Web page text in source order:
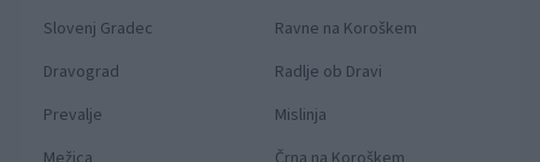
Slovenj Gradec
Ravne na Koroškem
Dravograd
Radlje ob Dravi
Prevalje
Mislinja